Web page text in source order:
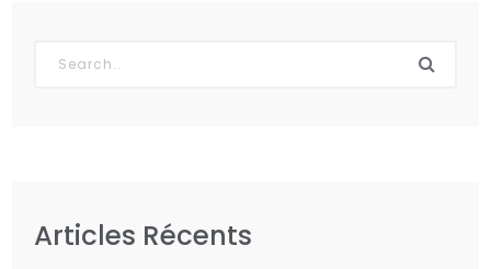
Articles Récents